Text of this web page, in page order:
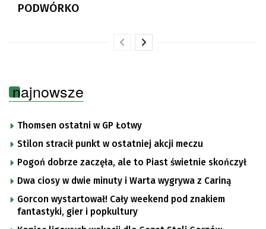
PODWÓRKO
najnowsze
Thomsen ostatni w GP Łotwy
Stilon stracił punkt w ostatniej akcji meczu
Pogoń dobrze zaczęła, ale to Piast świetnie skończył
Dwa ciosy w dwie minuty i Warta wygrywa z Cariną
Gorcon wystartował! Cały weekend pod znakiem
fantastyki, gier i popkultury